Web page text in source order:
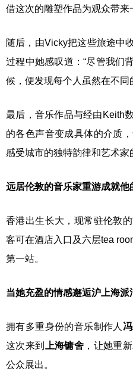
借这次的雕塑作品为观众带
随后，由Vicky把这些旅途中
过程中她感叹道：“尽管我们
候，便发现每个人虽然在不
最后，音乐作品与经由Keith
的各色声音变成具体的介质
感受城市的独特韵律和艺术家
远居伦敦的音乐家重游成就他
香港出生长大，现常驻伦敦
客可在酒店入口及六层tea
第一站。
当她充盈的情感邂逅沪上海派
拥有多重身份的音乐制作人
这次来到
上海镛舍 ，让她重
公众展出。